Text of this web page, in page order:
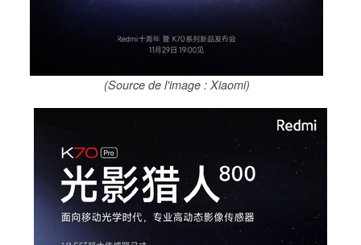
(Source de l'image : Xiaomi)